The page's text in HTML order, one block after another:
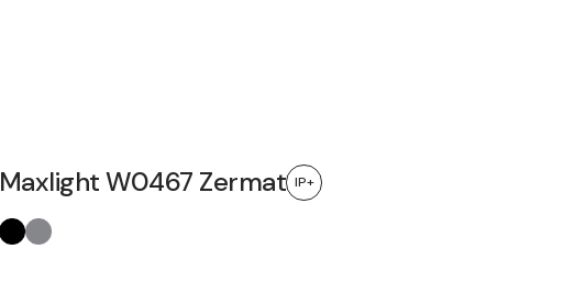
Maxlight W0467 Zermat IP+